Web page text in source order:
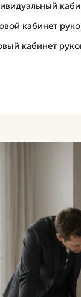
кабинет
кабинет